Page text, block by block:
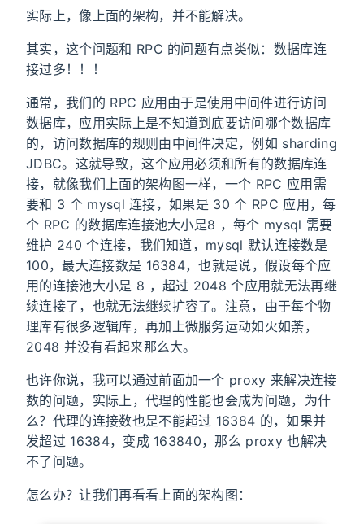
实际上，像上面的架构，并不能解决。
其实，这个问题和 RPC 的问题有点类似：数据库连
接过多！！！
通常，我们的 RPC 应用由于是使用中间件进行访问
数据库，应用实际上是不知道到底要访问哪个数据库
的，访问数据库的规则由中间件决定，例如 sharding
JDBC。这就导致，这个应用必须和所有的数据库连
接，就像我们上面的架构图一样，一个 RPC 应用需
要和 3 个 mysql 连接，如果是 30 个 RPC 应用，每
个 RPC 的数据库连接池大小是8 ，每个 mysql 需要
维护 240 个连接，我们知道，mysql 默认连接数是
100，最大连接数是 16384，也就是说，假设每个应
用的连接池大小是 8 ，超过 2048 个应用就无法再继
续连接了，也就无法继续扩容了。注意，由于每个物
理库有很多逻辑库，再加上微服务运动如火如荼，
2048 并没有看起来那么大。
也许你说，我可以通过前面加一个 proxy 来解决连接
数的问题，实际上，代理的性能也会成为问题，为什
么？代理的连接数也是不能超过 16384 的，如果并
发超过 16384，变成 163840，那么 proxy 也解决
不了问题。
怎么办？让我们再看看上面的架构图：